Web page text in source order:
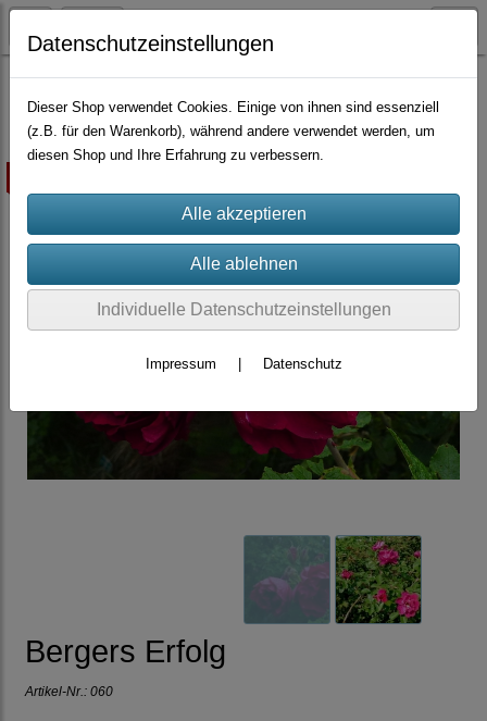
Container-Rosen
Bergers Erfolg
Artikel-Nr.: 060
Datenschutzeinstellungen
Dieser Shop verwendet Cookies. Einige von ihnen sind essenziell
(z.B. für den Warenkorb), während andere verwendet werden, um
diesen Shop und Ihre Erfahrung zu verbessern.
Individuelle Datenschutzeinstellungen
Impressum Datenschutz